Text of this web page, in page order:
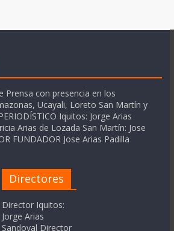
Prensa con presencia en los
Ucayali, Loreto San Martín y
Iquitos: Jorge Arias
Arias de Lozada San Martín: Jose
FUNDADOR Jose Arias Padilla
Directores
Director Iquitos:
Jorge Arias
Sandoval Director